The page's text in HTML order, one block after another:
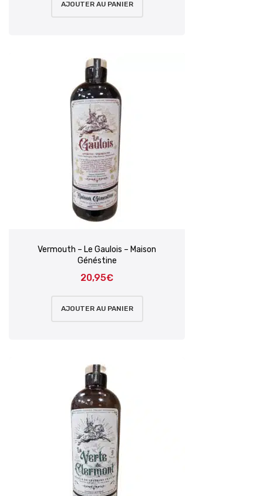
AJOUTER AU PANIER
Vermouth – Le Gaulois – Maison
Généstine
20,95€
AJOUTER AU PANIER